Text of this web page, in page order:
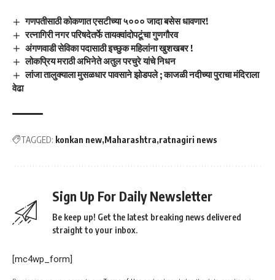
गणपतीसाठी कोकणात एसटीच्या ५००० जादा बसेस धावणार!
रत्नागिरी नगर परिषदेतर्फे तायक्वांदोपटूंचा गुणगौरव
अंगणवाडी सेविका पदासाठी इच्छुक महिलांना खुशखबर !
लोकप्रिय मराठी अभिनेते अतुल परचुरे यांचे निधन
लांजा तालुक्याला मुसळधार पावसाने झोडपले ; काजळी नदीच्या पुराचा मंदिराला
वेढा
TAGGED: konkan new Maharashtra ratnagiri news
Sign Up For Daily Newsletter
Be keep up! Get the latest breaking news delivered
straight to your inbox.
[mc4wp_form]